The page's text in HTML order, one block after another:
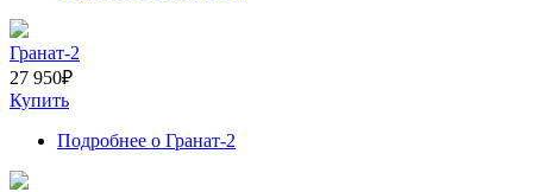
Гранат-2
27 950₽
Купить
Подробнее о Гранат-2